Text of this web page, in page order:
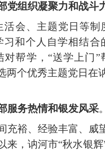
组织凝聚力和战斗
活会、主题党日等
和个人自学相结
帮学， “送学上门
两个优秀主题党日在
服务热情和银发风采。
充裕、经验丰富、
来，讷河市“秋水银